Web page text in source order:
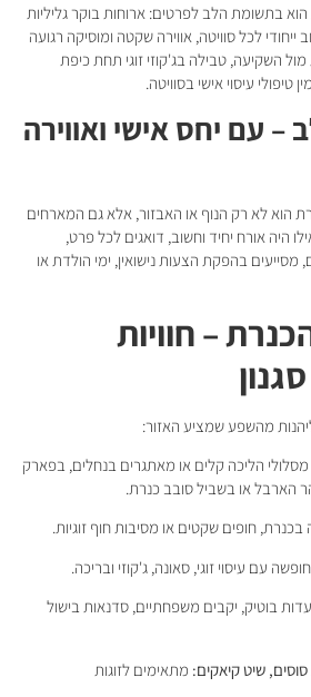
בתשומת הלב לפרטים: ארוחות בוקר גליליות
ייחודי לכל סוויטה, אווירה שקטה ומוסיקה רגועה
השקיעה, טבילה בג'קוזי זוגי תחת כיפת
עיסוי אישי בסוויטה.
– עם יחס אישי ואווירה
הוא לא רק הנוף או האבזור, אלא גם המארחים
היה אורח יחיד וחשוב, דואגים לכל פרט,
מסייעים בהפקת הצעות נישואין, ימי הולדת או
– חוויות
מהשפע שמציע האזור:
מסלולי הליכה קלים או מאתגרים בנחלים, בפארק
הארבל או בשביל סובב כנרת.
חופים שקטים או מסיבות חוף זוגיות.
עם עיסוי זוגי, סאונה, ג'קוזי ובריכה.
בוטיק, יקבים משפחתיים, סדנאות בישול
סוסים, שיט קיאקים: מתאימים לזוגות